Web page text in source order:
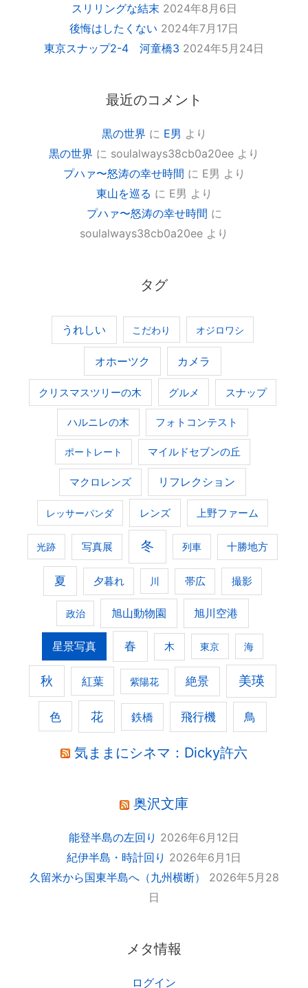
スリリングな結末 2024年8月6日
後悔はしたくない 2024年7月17日
東京スナップ2-4 河童橋3 2024年5月24日
最近のコメント
黒の世界 に E男 より
黒の世界 に soulalways38cb0a20ee より
プハァ〜怒涛の幸せ時間 に E男 より
東山を巡る に E男 より
プハァ〜怒涛の幸せ時間 に
soulalways38cb0a20ee より
タグ
うれしい こだわり オジロワシ
オホーツク カメラ
クリスマスツリーの木 グルメ スナップ
ハルニレの木 フォトコンテスト
ポートレート マイルドセブンの丘
マクロレンズ リフレクション
レッサーパンダ レンズ 上野ファーム
光跡 写真展 冬 列車 十勝地方
夏 夕暮れ 川 帯広 撮影
政治 旭山動物園 旭川空港
星景写真 春 木 東京 海
秋 紅葉 紫陽花 絶景 美瑛
色 花 鉄橋 飛行機 鳥
気ままにシネマ：Dicky許六
奥沢文庫
能登半島の左回り 2026年6月12日
紀伊半島・時計回り 2026年6月1日
久留米から国東半島へ（九州横断）
2026年5月28
日
メタ情報
ログイン